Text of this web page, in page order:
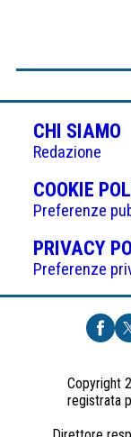
CHI SIAMO
Redazione
COOKIE
Preferenze
PRIVACY
Preferenze
Copyright
registrata